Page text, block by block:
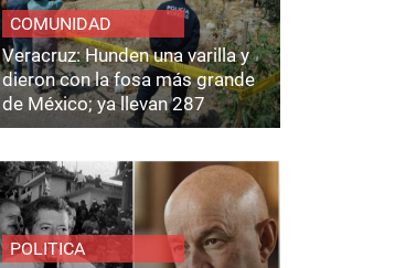
COMUNIDAD
Veracruz: Hunden una varilla y
dieron con la fosa más grande
de México; ya llevan 287
cuerpos.
POLITICA